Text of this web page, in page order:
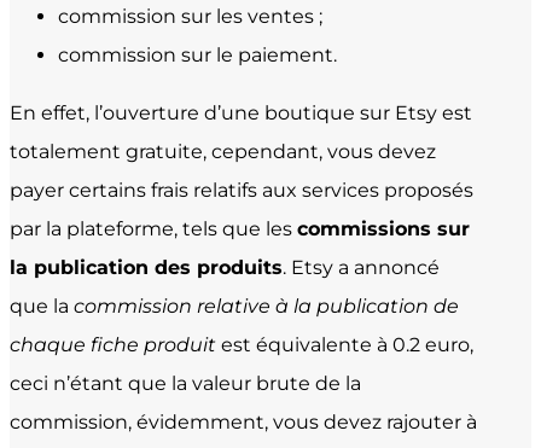
commission sur les ventes ;
commission sur le paiement.
En effet, l’ouverture d’une boutique sur Etsy est
totalement gratuite, cependant, vous devez
payer certains frais relatifs aux services proposés
par la plateforme, tels que les commissions sur
la publication des produits. Etsy a annoncé
que la commission relative à la publication de
chaque fiche produit est équivalente à 0.2 euro,
ceci n’étant que la valeur brute de la
commission, évidemment, vous devez rajouter à